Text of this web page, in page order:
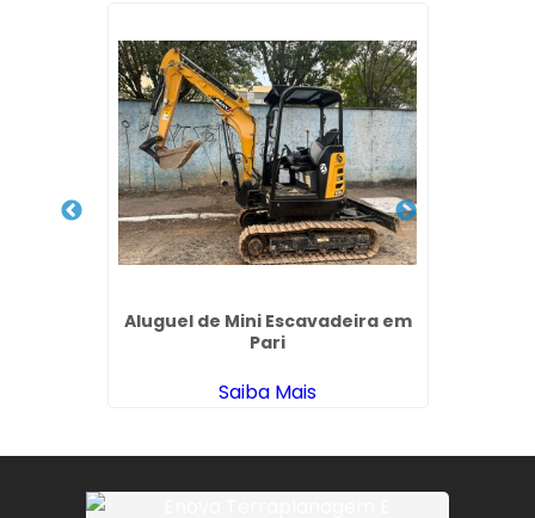
Aluguel de Mini Escavadeira em
Pari
Saiba Mais